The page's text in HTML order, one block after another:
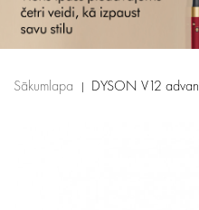
Sākumlapa DYSON V12